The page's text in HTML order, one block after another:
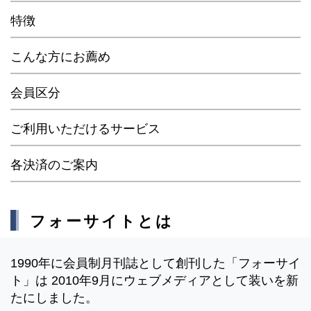
特徴
こんな方にお薦め
会員区分
ご利用いただけるサービス
各決済のご案内
フォーサイトとは
1990年に会員制月刊誌として創刊した「フォーサイ
ト」は 2010年9月にウェブメディアとして装いを新
たにしました。